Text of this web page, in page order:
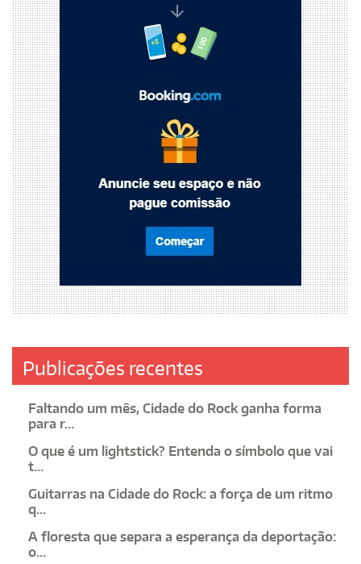
Publicações recentes
Faltando um mês, Cidade do Rock ganha forma
para r...
O que é um lightstick? Entenda o símbolo que vai
t...
Guitarras na Cidade do Rock: a força de um ritmo
q...
A floresta que separa a esperança da deportação:
o...